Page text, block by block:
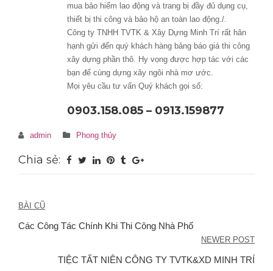
mua bảo hiểm lao động và trang bị đầy đủ dụng cụ,
thiết bị thi công và bảo hộ an toàn lao động./.
Công ty TNHH TVTK & Xây Dựng Minh Trí rất hân
hạnh gửi đến quý khách hàng bảng báo giá thi công
xây dựng phần thô. Hy vọng được hợp tác với các
bạn để cùng dựng xây ngôi nhà mơ ước.
Mọi yêu cầu tư vấn Quý khách gọi số:
0903.158.085 – 0913.159877
admin Phong thủy
Chia sẻ:
Điều
hướng
BÀI CŨ
Các Công Tác Chính Khi Thi Công Nhà Phố
NEWER POST
TIỆC TẤT NIÊN CÔNG TY TVTK&XD MINH TRÍ